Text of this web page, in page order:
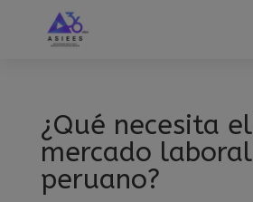
¿Qué necesita el
mercado laboral
peruano?